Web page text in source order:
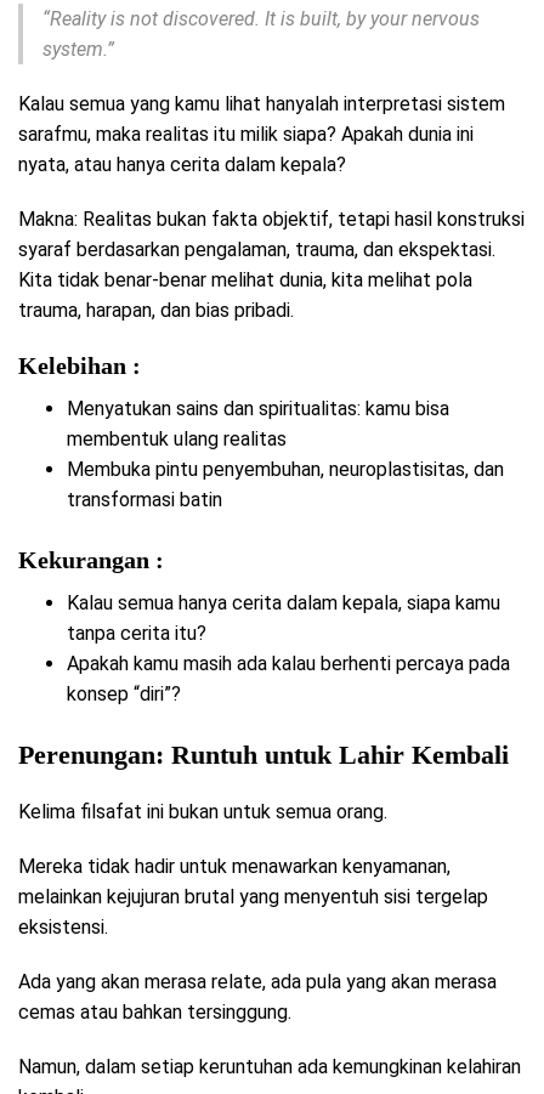
“Reality is not discovered. It is built, by your nervous
system.”
Kalau semua yang kamu lihat hanyalah interpretasi sistem
sarafmu, maka realitas itu milik siapa? Apakah dunia ini
nyata, atau hanya cerita dalam kepala?
Makna: Realitas bukan fakta objektif, tetapi hasil konstruksi
syaraf berdasarkan pengalaman, trauma, dan ekspektasi.
Kita tidak benar-benar melihat dunia, kita melihat pola
trauma, harapan, dan bias pribadi.
Kelebihan :
Menyatukan sains dan spiritualitas: kamu bisa
membentuk ulang realitas
Membuka pintu penyembuhan, neuroplastisitas, dan
transformasi batin
Kekurangan :
Kalau semua hanya cerita dalam kepala, siapa kamu
tanpa cerita itu?
Apakah kamu masih ada kalau berhenti percaya pada
konsep “diri”?
Perenungan: Runtuh untuk Lahir Kembali
Kelima filsafat ini bukan untuk semua orang.
Mereka tidak hadir untuk menawarkan kenyamanan,
melainkan kejujuran brutal yang menyentuh sisi tergelap
eksistensi.
Ada yang akan merasa relate, ada pula yang akan merasa
cemas atau bahkan tersinggung.
Namun, dalam setiap keruntuhan ada kemungkinan kelahiran